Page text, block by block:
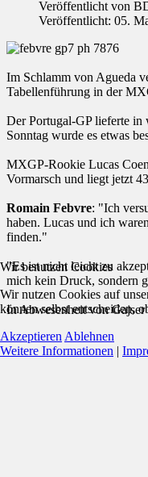
Veröffentlicht von
Veröffentlicht: 05.
Im Schlamm von Agueda
Tabellenführung in der
Der Portugal-GP lieferte in
Sonntag wurde es etwas
MXGP-Rookie Lucas
Vormarsch und liegt jetzt
Romain Febvre: "Ich
haben. Lucas und ich
finden."
"Es ist nicht leicht zu
mich kein Druck, sondern
In Abwesenheit von Gajser
Wir benutzen Cookies
Wir nutzen Cookies auf
können selbst entscheiden,
Akzeptieren Ablehnen
Weitere Informationen |